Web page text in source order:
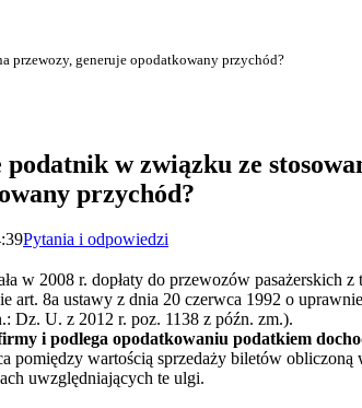
przewozy, generuje opodatkowany przychód?
w związku ze
przychód?
Pytania i odpowiedzi
w 2008 r. dopłaty do przewozów pasażerskich
art. 8a ustawy z dnia 20 czerwca 1992 o
Dz. U. z 2012 r. poz. 1138 z późn. zm.).
i podlega opodatkowaniu podatkiem
pomiędzy wartością sprzedaży biletów
uwzględniających te ulgi.